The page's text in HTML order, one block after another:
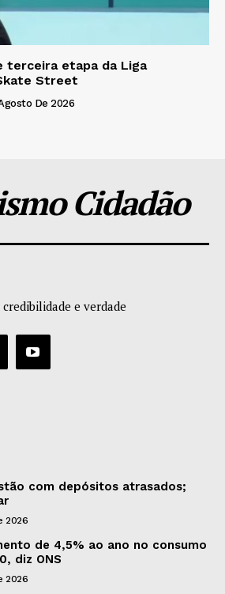
terceira etapa da Liga
Street
De 2026
Cidadão
e verdade
com depósitos atrasados;
2026
de 4,5% ao ano no consumo
diz ONS
2026